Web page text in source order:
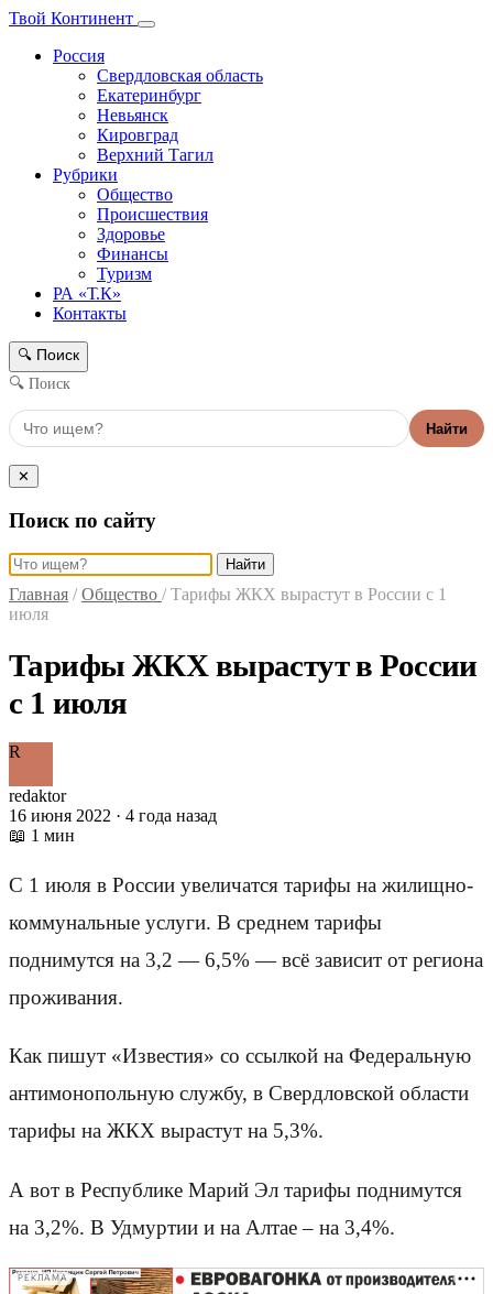
Твой Континент
Россия
Свердловская область
Екатеринбург
Невьянск
Кировград
Верхний Тагил
Рубрики
Общество
Происшествия
Здоровье
Финансы
Туризм
РА «Т.К»
Контакты
🔍 Поиск
🔍 Поиск
Найти
✕
Поиск по сайту
Найти
Главная / Общество / Тарифы ЖКХ вырастут в России с 1
июля
Тарифы ЖКХ вырастут в России
с 1 июля
R
redaktor
16 июня 2022 · 4 года назад
📖 1 мин
С 1 июля в России увеличатся тарифы на жилищно-
коммунальные услуги. В среднем тарифы
поднимутся на 3,2 — 6,5% — всё зависит от региона
проживания.
Как пишут «Известия» со ссылкой на Федеральную
антимонопольную службу, в Свердловской области
тарифы на ЖКХ вырастут на 5,3%.
А вот в Республике Марий Эл тарифы поднимутся
на 3,2%. В Удмуртии и на Алтае – на 3,4%.
РЕКЛАМА